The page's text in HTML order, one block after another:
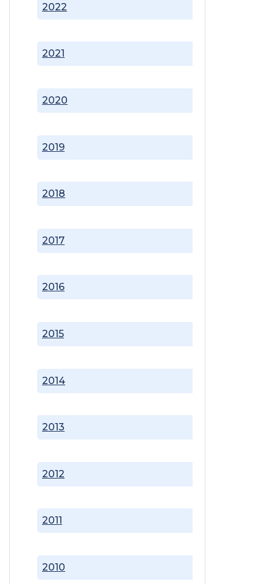
2010
2011
2012
2013
2014
2015
2016
2017
2018
2019
2020
2021
2022